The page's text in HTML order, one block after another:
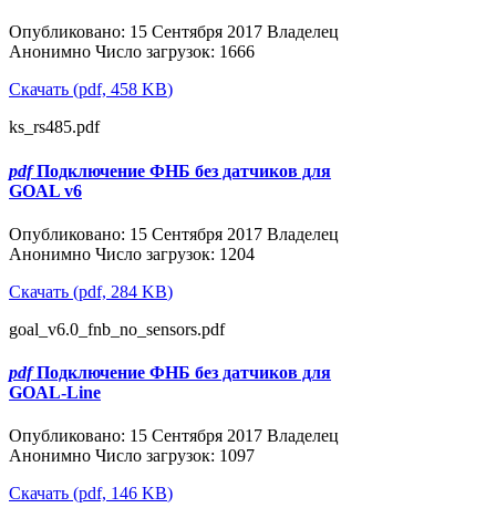
Опубликовано: 15 Сентября 2017 Владелец
Анонимно Число загрузок: 1666
Скачать (pdf, 458 KB)
ks_rs485.pdf
pdf Подключение ФНБ без датчиков для
GOAL v6
Опубликовано: 15 Сентября 2017 Владелец
Анонимно Число загрузок: 1204
Скачать (pdf, 284 KB)
goal_v6.0_fnb_no_sensors.pdf
pdf Подключение ФНБ без датчиков для
GOAL-Line
Опубликовано: 15 Сентября 2017 Владелец
Анонимно Число загрузок: 1097
Скачать (pdf, 146 KB)